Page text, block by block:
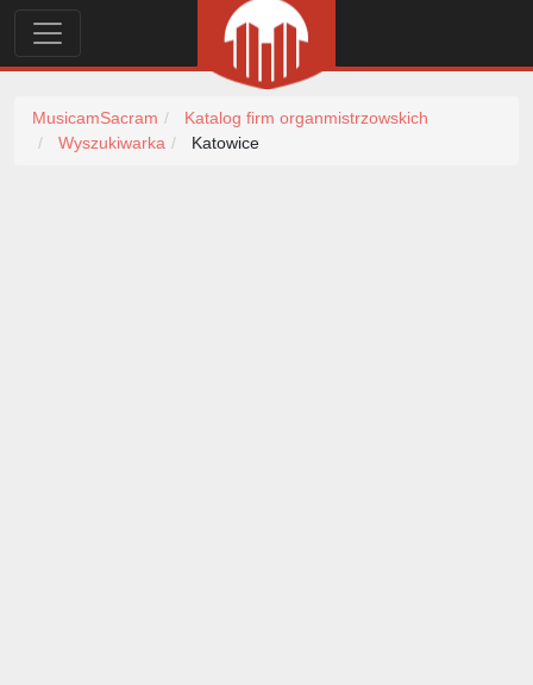
MusicamSacram
Katalog firm organmistrzowskich
Wyszukiwarka
Katowice